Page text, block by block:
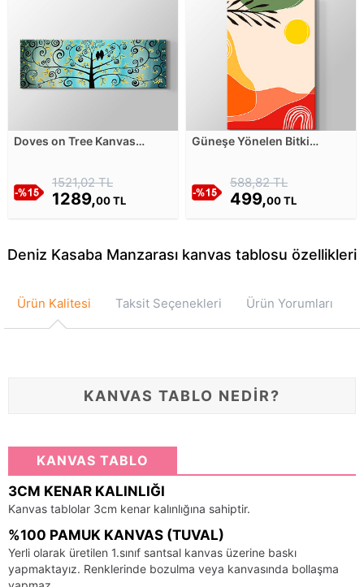
Doves on Tree Kanvas
1521,02 TL
1289,00 TL
Güneşe Yönelen Bitki
588,82 TL
499,00 TL
Deniz Kasaba Manzarası kanvas tablosu özellikleri
Ürün Kalitesi Taksit Seçenekleri Ürün Yorumları
KANVAS TABLO NEDİR?
KANVAS TABLO
3CM KENAR KALINLIĞI
Kanvas tablolar 3cm kenar kalınlığına sahiptir.
%100 PAMUK KANVAS (TUVAL)
Yerli olarak üretilen 1.sınıf santsal kanvas üzerine baskı
yapmaktayız. Renklerinde bozulma veya kanvasında bollaşma